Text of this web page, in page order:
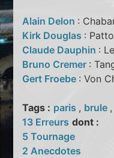
Alain Delon :
Kirk Douglas :
Claude Dauphin :
Bruno Cremer :
Gert Froebe : Von
Tags : paris , brule ,
13 Erreurs dont :
5 Tournage
2 Anecdotes